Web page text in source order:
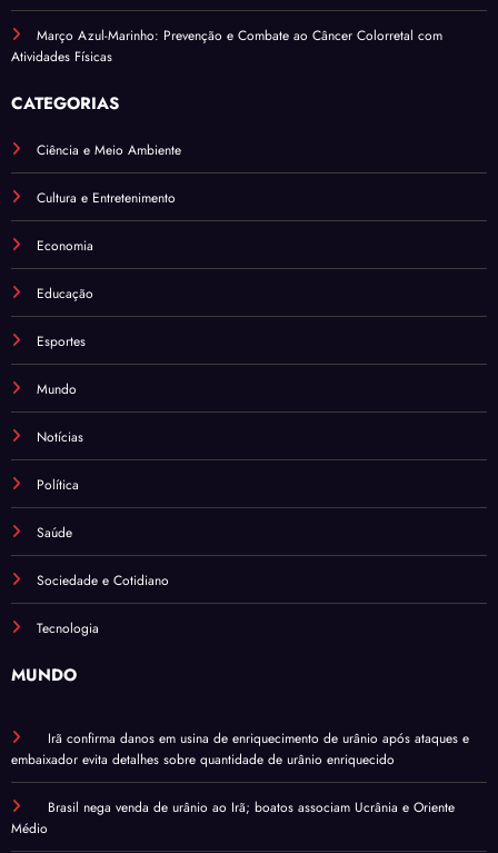
Março Azul-Marinho: Prevenção e Combate ao Câncer Colorretal com
Atividades Físicas
CATEGORIAS
Ciência e Meio Ambiente
Cultura e Entretenimento
Economia
Educação
Esportes
Mundo
Notícias
Política
Saúde
Sociedade e Cotidiano
Tecnologia
MUNDO
Irã confirma danos em usina de enriquecimento de urânio após ataques e
embaixador evita detalhes sobre quantidade de urânio enriquecido
Brasil nega venda de urânio ao Irã; boatos associam Ucrânia e Oriente
Médio